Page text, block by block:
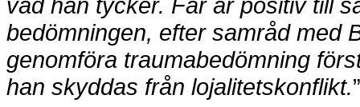
bedömningen, efter samråd med
genomföra traumabedömning
han skyddas från lojalitetskonflikt.”